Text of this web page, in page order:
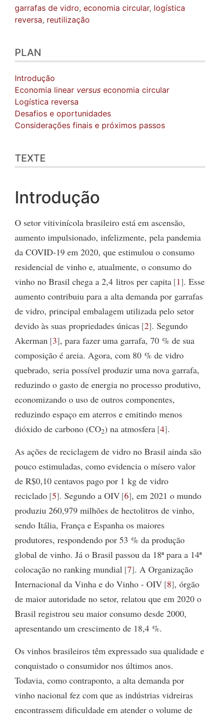
garrafas de vidro, economia circular, logística
reversa, reutilização
PLAN
Introdução
Economia linear versus economia circular
Logística reversa
Desafios e oportunidades
Considerações finais e próximos passos
TEXTE
Introdução
O setor vitivinícola brasileiro está em ascensão,
aumento impulsionado, infelizmente, pela pandemia
da COVID-19 em 2020, que estimulou o consumo
residencial de vinho e, atualmente, o consumo do
vinho no Brasil chega a 2,4 litros per capita 1 . Esse
aumento contribuiu para a alta demanda por garrafas
de vidro, principal embalagem utilizada pelo setor
devido às suas propriedades únicas 2 . Segundo
Akerman 3 , para fazer uma garrafa, 70 % de sua
composição é areia. Agora, com 80 % de vidro
quebrado, seria possível produzir uma nova garrafa,
reduzindo o gasto de energia no processo produtivo,
economizando o uso de outros componentes,
reduzindo espaço em aterros e emitindo menos
dióxido de carbono (CO2) na atmosfera 4 .
As ações de reciclagem de vidro no Brasil ainda são
pouco estimuladas, como evidencia o mísero valor
de R$0,10 centavos pago por 1 kg de vidro
reciclado 5 . Segundo a OIV 6 , em 2021 o mundo
produziu 260,979 milhões de hectolitros de vinho,
sendo Itália, França e Espanha os maiores
produtores, respondendo por 53 % da produção
global de vinho. Já o Brasil passou da 18ª para a 14ª
colocação no ranking mundial 7 . A Organização
Internacional da Vinha e do Vinho - OIV 8 , órgão
de maior autoridade no setor, relatou que em 2020 o
Brasil registrou seu maior consumo desde 2000,
apresentando um crescimento de 18,4 %.
Os vinhos brasileiros têm expressado sua qualidade e
conquistado o consumidor nos últimos anos.
Todavia, como contraponto, a alta demanda por
vinho nacional fez com que as indústrias vidreiras
encontrassem dificuldade em atender o volume de